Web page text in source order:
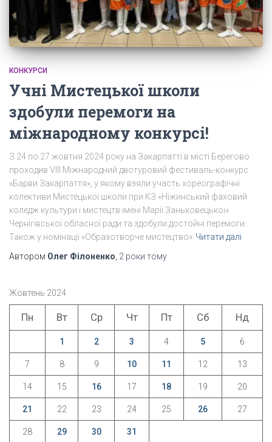
КОНКУРСИ
Учні Мистецької школи
здобули перемоги на
міжнародному конкурсі!
З 24 по 27 жовтня 2024 року на Закарпатті в місті Берегово
проходив VІІI Міжнародний двотуровий фестиваль-конкурс
«Барви Закарпаття», у якому взяли участь хореографічні
колективи Мистецької школи при КЗ «Ніжинський фаховий
коледж культури і мистецтв імені Марії Заньковецької»
Чернігівської обласної ради та здобули достойні перемоги:
Також у номінації «Образотворче мистецтво» Читати далі
Автором Олег Філоненко 2 роки тому
Жовтень 2024
Пн Вт Ср Чт Пт Сб Нд
1 2 3 4 5 6
7 8 9 10 11 12 13
14 15 16 17 18 19 20
21 22 23 24 25 26 27
28 29 30
31